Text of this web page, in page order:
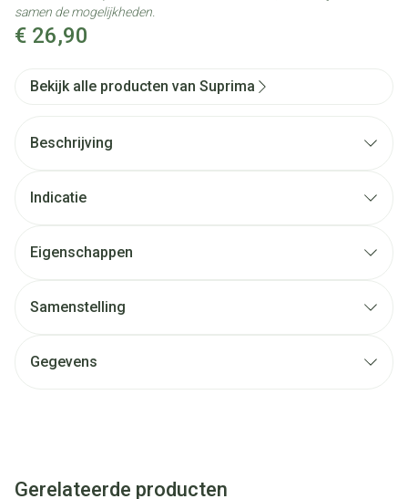
€ 26,90
samen de mogelijkheden.
Bekijk alle producten van Suprima
Beschrijving
Indicatie
Eigenschappen
Samenstelling
Gegevens
Gerelateerde producten